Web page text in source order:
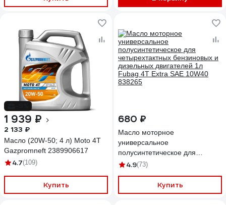
1 939 ₽
2 133 ₽
Масло (20W-50; 4 л) Moto 4T
Gazpromneft 2389906617
4.7(109)
Купить
680 ₽
Масло моторное
универсальное
полусинтетическое для
четырехтактных бензиновых и
Fubag 4Т Extra SAE 10W40
838265
4.9(73)
Купить